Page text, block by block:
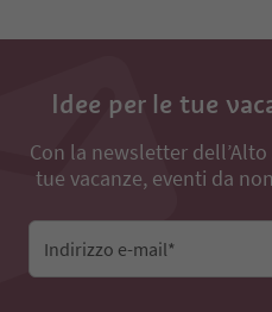
Idee per le tue
Con la newsletter
tue vacanze, eventi da
Indirizzo e-mail*